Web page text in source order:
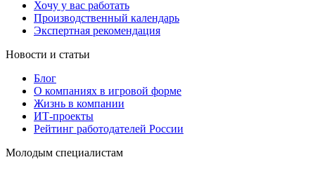
Хочу у вас работать
Производственный календарь
Экспертная рекомендация
Новости и статьи
Блог
О компаниях в игровой форме
Жизнь в компании
ИТ-проекты
Рейтинг работодателей России
Молодым специалистам